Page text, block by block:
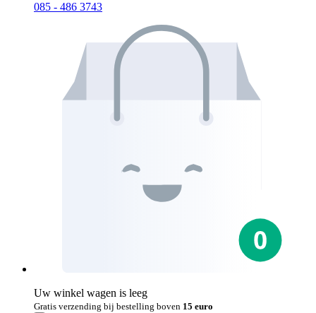
085 - 486 3743
Uw winkel wagen is leeg
Gratis verzending bij bestelling boven 15 euro